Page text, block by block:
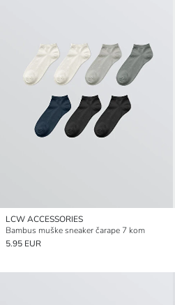
LCW ACCESSORIES
Bambus muške sneaker čarape 7 kom
5.95 EUR